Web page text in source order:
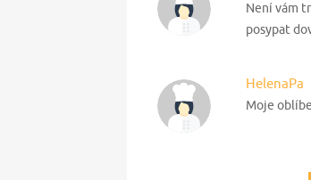
Není vám
posypat
HelenaPa
Moje